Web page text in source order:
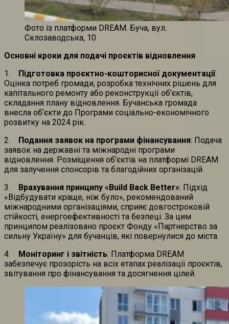
Фото із платформи DREAM. Буча, вул.
Склозаводська, 10
Основні кроки для подачі проєктів відновлення
1. Підготовка проєктно-кошторисної документації:
Оцінка потреб громади, розробка технічних рішень для
капітального ремонту або реконструкції об’єктів,
складання плану відновлення. Бучанська громада
внесла об’єкти до Програми соціально-економічного
розвитку на 2024 рік.
2. Подання заявок на програми фінансування: Подача
заявок на державні та міжнародні програми
відновлення. Розміщення об’єктів на платформі DREAM
для залучення спонсорів та благодійних організацій.
3. Врахування принципу «Build Back Better»: Підхід
«Відбудувати краще, ніж було», рекомендований
міжнародними організаціями, сприяє довгостроковій
стійкості, енергоефективності та безпеці. За цим
принципом реалізовано проєкт Фонду «Партнерство за
сильну Україну» для бучанців, які повернулися до міста.
4. Моніторинг і звітність: Платформа DREAM
забезпечує прозорість на всіх етапах реалізації проєктів,
звітування про фінансування та досягнення цілей.